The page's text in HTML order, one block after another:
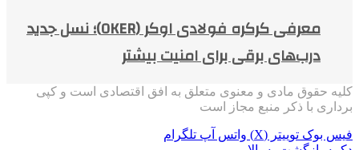
معرفی کرکره فولادی اوکر (OKER)؛ نسل جدید
درب‌های برقی برای امنیت بیشتر
کلیه حقوق مادی و معنوی متعلق به افق اقتصادی است و کپی
برداری با ذکر منبع مجاز است
فیس بوک توییتر (X) واتس آپ تلگرام